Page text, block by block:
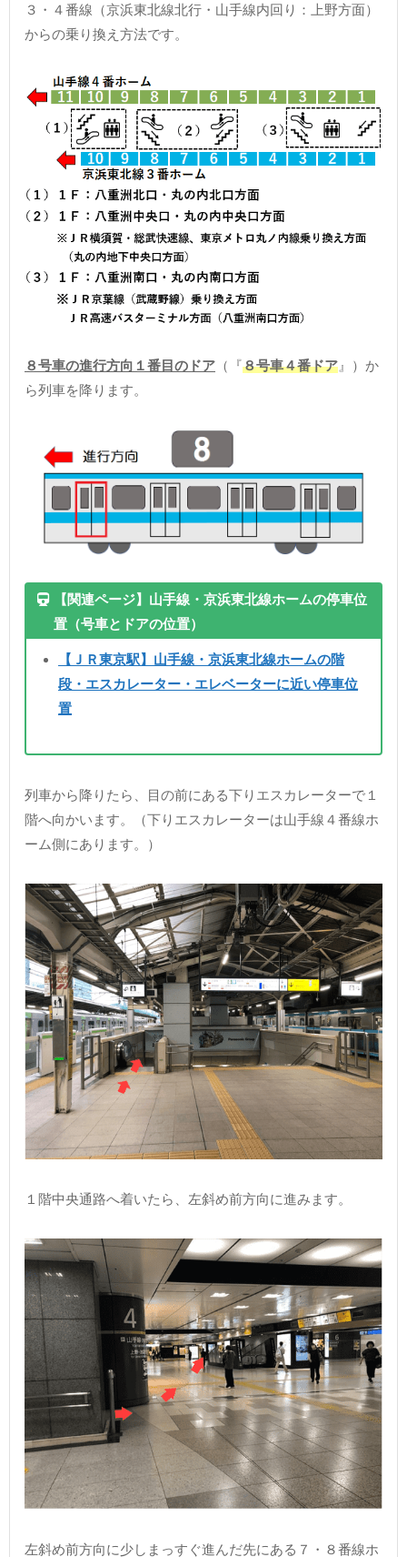
３・４番線（京浜東北線北行・山手線内回り：上野方面）
からの乗り換え方法です。
８号車の進行方向１番目のドア （『８号車４番ドア 』）か
ら列車を降ります。
【関連ページ】山手線・京浜東北線ホームの停車位
置（号車とドアの位置）
【ＪＲ東京駅】山手線・京浜東北線ホームの階
段・エスカレーター・エレベーターに近い停車位
置
列車から降りたら、目の前にある下りエスカレーターで１
階へ向かいます。（下りエスカレーターは山手線４番線ホ
ーム側にあります。）
１階中央通路へ着いたら、左斜め前方向に進みます。
左斜め前方向に少しまっすぐ進んだ先にある７・８番線ホ